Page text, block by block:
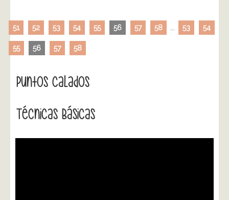
51 52 53 54 55 56 57 58 53 54
55 56 57 58
Puntos Calados
Técnicas Básicas